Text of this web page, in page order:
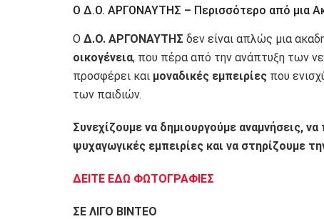
Ο Δ.Ο. ΑΡΓΟΝΑΥΤΗΣ – Περισσότερο από μια
Ο Δ.Ο. ΑΡΓΟΝΑΥΤΗΣ δεν είναι απλώς μια
οικογένεια, που πέρα από την ανάπτυξη των
προσφέρει και μοναδικές εμπειρίες που
των παιδιών.
Συνεχίζουμε να δημιουργούμε αναμνήσεις,
ψυχαγωγικές εμπειρίες και να στηρίζουμε
ΔΕΙΤΕ ΕΔΩ ΦΩΤΟΓΡΑΦΙΕΣ
ΣΕ ΛΙΓΟ ΒΙΝΤΕΟ